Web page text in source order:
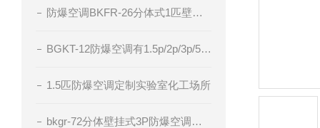
防爆空调BKFR-26分体式1匹壁挂厂家直供
BGKT-12防爆空调有1.5p/2p/3p/5p电压220v/380v
1.5匹防爆空调定制实验室化工场所
bkgr-72分体壁挂式3P防爆空调器IIC级粉尘防爆